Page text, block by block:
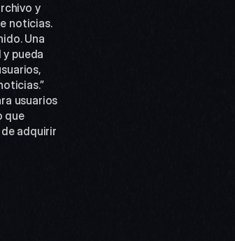
noticias.
Una
pueda
que
adquirir